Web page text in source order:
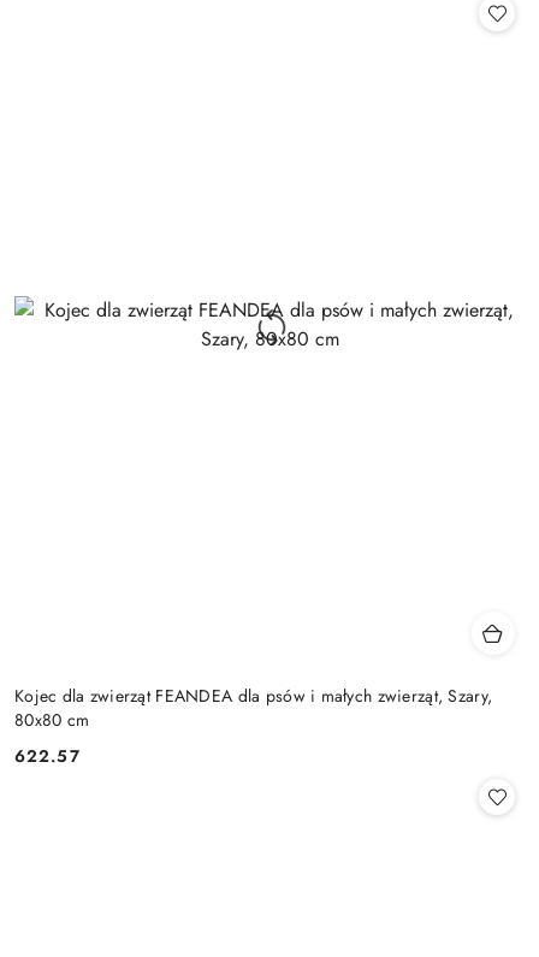
Kojec dla zwierząt FEANDEA dla psów i małych zwierząt, Szary,
80x80 cm
Cena:
622.57